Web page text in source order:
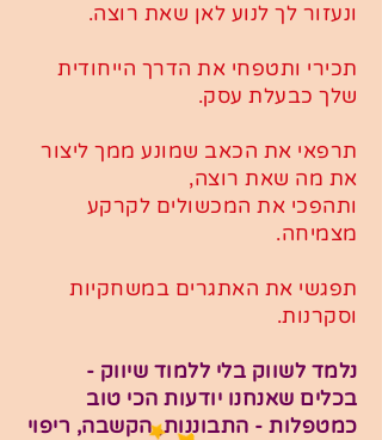
ונעזור לך לנוע לאן שאת רוצה.
תכירי ותטפחי את הדרך הייחודית
שלך כבעלת עסק.
תרפאי את הכאב שמונע ממך ליצור
את מה שאת רוצה,
ותהפכי את המכשולים לקרקע
מצמיחה.
תפגשי את האתגרים במשחקיות
וסקרנות.
נלמד לשווק בלי ללמוד שיווק -
בכלים שאנחנו יודעות הכי טוב
כמטפלות - התבוננות, הקשבה, ריפוי